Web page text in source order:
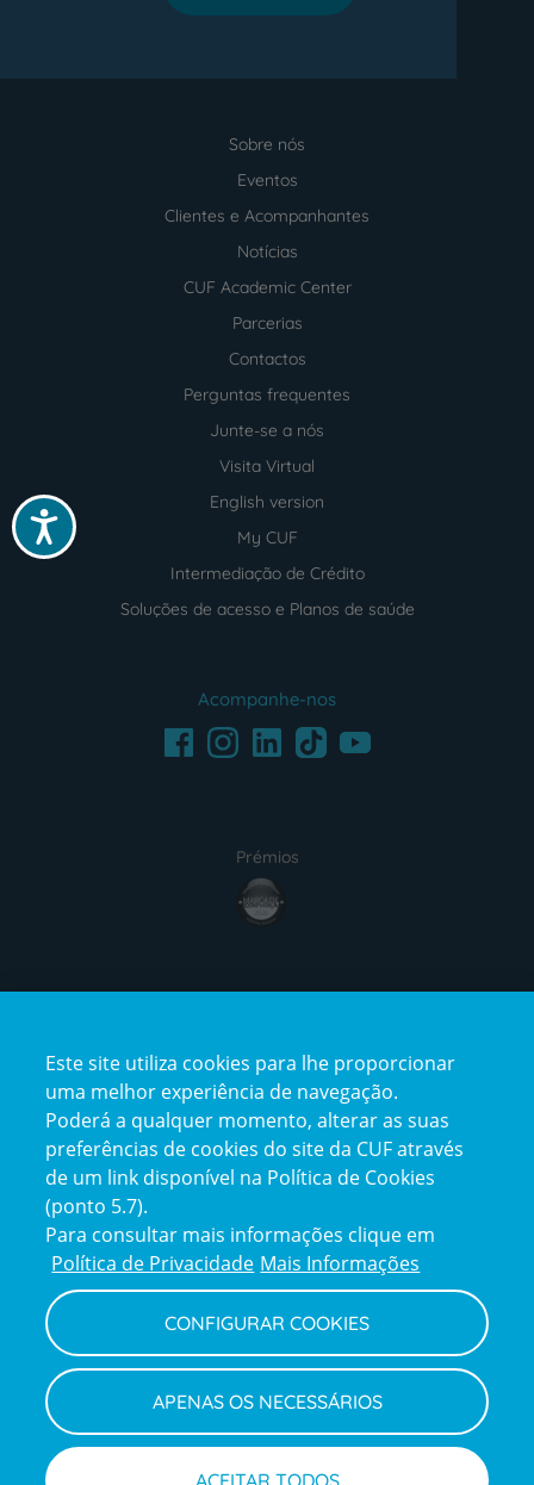
Acessibilidade
Sobre nós
Eventos
Clientes e Acompanhantes
Notícias
CUF Academic Center
Parcerias
Contactos
Perguntas frequentes
Junte-se a nós
Visita Virtual
English version
My CUF
Intermediação de Crédito
Soluções de acesso e Planos de saúde
Acompanhe-nos
FacebookInstagramLinkedInTikTokYoutube
Prémios
award4
certification2certification3
Reclamações
e
elogios
Policy
Política de Privacidade e Cookies
Termos e Condições
Declaração de Acessibilidade
Canal de Denúncias
Informações legais
Este site utiliza cookies para lhe proporcionar
uma melhor experiência de navegação.
Poderá a qualquer momento, alterar as suas
preferências de cookies do site da CUF através
de um link disponível na Política de Cookies
(ponto 5.7).
Para consultar mais informações clique em
Política de Privacidade Mais Informações
CONFIGURAR COOKIES
APENAS OS NECESSÁRIOS
ACEITAR TODOS